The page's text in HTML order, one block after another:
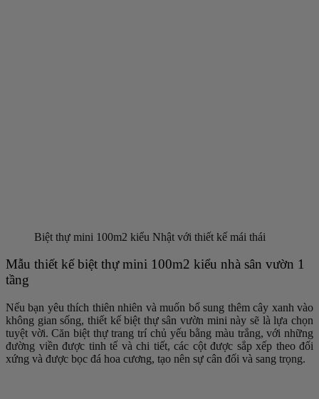
Biệt thự mini 100m2 kiểu Nhật với thiết kế mái thái
Mẫu thiết kế biệt thự mini 100m2 kiểu nhà sân vườn 1
tầng
Nếu bạn yêu thích thiên nhiên và muốn bổ sung thêm cây xanh vào
không gian sống, thiết kế biệt thự sân vườn mini này sẽ là lựa chọn
tuyệt vời. Căn biệt thự trang trí chủ yếu bằng màu trắng, với những
đường viền được tinh tế và chi tiết, các cột được sắp xếp theo đối
xứng và được bọc đá hoa cương, tạo nên sự cân đối và sang trọng.